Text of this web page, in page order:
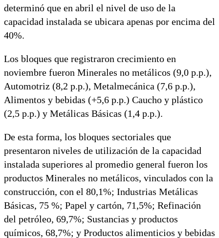
determinó que en abril el nivel de uso de la
capacidad instalada se ubicara apenas por encima del
40%.
Los bloques que registraron crecimiento en
noviembre fueron Minerales no metálicos (9,0 p.p.),
Automotriz (8,2 p.p.), Metalmecánica (7,6 p.p.),
Alimentos y bebidas (+5,6 p.p.) Caucho y plástico
(2,5 p.p.) y Metálicas Básicas (1,4 p.p.).
De esta forma, los bloques sectoriales que
presentaron niveles de utilización de la capacidad
instalada superiores al promedio general fueron los
productos Minerales no metálicos, vinculados con la
construcción, con el 80,1%; Industrias Metálicas
Básicas, 75 %; Papel y cartón, 71,5%; Refinación
del petróleo, 69,7%; Sustancias y productos
químicos, 68,7%; y Productos alimenticios y bebidas